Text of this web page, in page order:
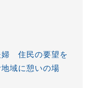
婦 住民の要望を
域に憩いの場